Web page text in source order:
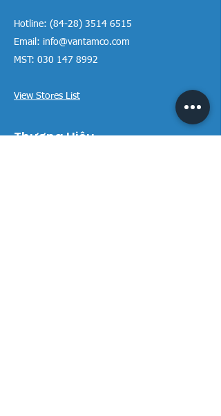
Hotline: (84-28) 3514 6515
Email: info@vantamco.com
MST: 030 147 8992
View Stores List
Thương Hiệu